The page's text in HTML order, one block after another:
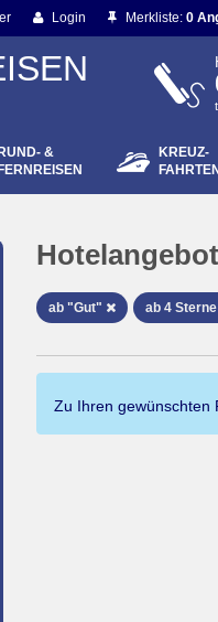
Login
Passwort vergessen?
Merkliste: 0
RUND- &
FERNREISEN
KREUZ-
FAHRTEN
ab "Gut" ab 4 Sterne
Zu Ihren gewünschten